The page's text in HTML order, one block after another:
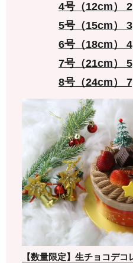
4号（12cm）
5号（15cm）
6号（18cm）
7号（21cm）
8号（24cm）
【数量限定】生チョコデコ